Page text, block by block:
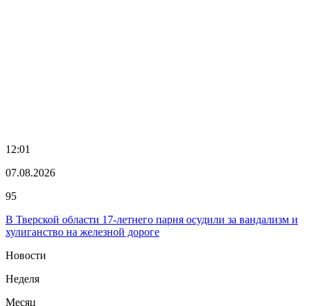
12:01
07.08.2026
95
В Тверской области 17-летнего парня осудили за вандализм и
хулиганство на железной дороге
Новости
Неделя
Месяц